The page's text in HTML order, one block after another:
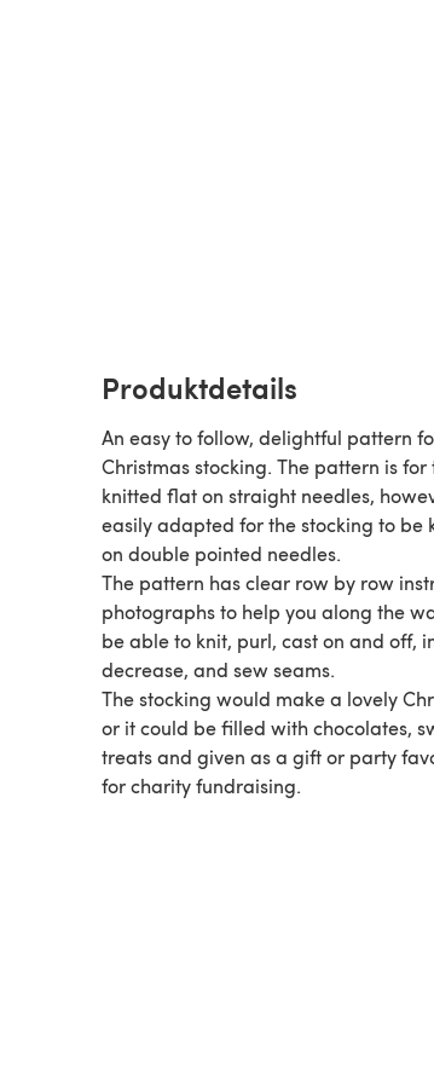
Produktdetails
An easy to follow, delightful pattern
Christmas stocking. The pattern is
knitted flat on straight needles,
easily adapted for the stocking to be
on double pointed needles.
The pattern has clear row by row
photographs to help you along the
be able to knit, purl, cast on and off,
decrease, and sew seams.
The stocking would make a lovely
or it could be filled with chocolates,
treats and given as a gift or party
for charity fundraising.